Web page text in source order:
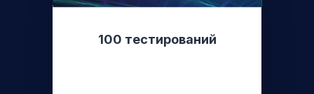
100 тестирований